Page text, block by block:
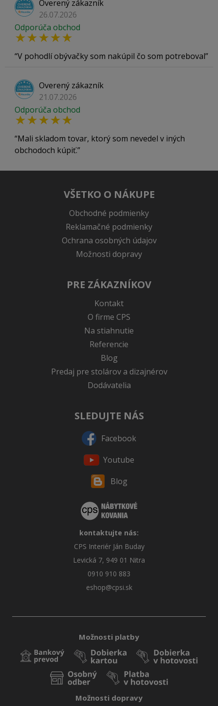
Overený zákazník
26.07.2026
Odporúča obchod
V pohodlí obývačky som nakúpil čo som potreboval
Overený zákazník
21.07.2026
Odporúča obchod
Mali skladom tovar, ktorý som nevedel v iných
obchodoch kúpiť.
VŠETKO O NÁKUPE
Obchodné podmienky
Reklamačné podmienky
Ochrana osobných údajov
Možnosti dopravy
PRE ZÁKAZNÍKOV
Kontakt
O firme CPS
Na stiahnutie
Referencie
Blog
Predaj pre stolárov a dizajnérov
Dodávatelia
SLEDUJTE NÁS
Facebook
Youtube
Blog
kontaktujte nás:
CPS Interiér Ján Buday
Levická 7, 949 01 Nitra
0910 910 883
eshop@cpsi.sk
Možnosti platby
Možnosti dopravy